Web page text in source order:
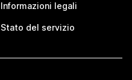
Informazioni legali
Stato del servizio